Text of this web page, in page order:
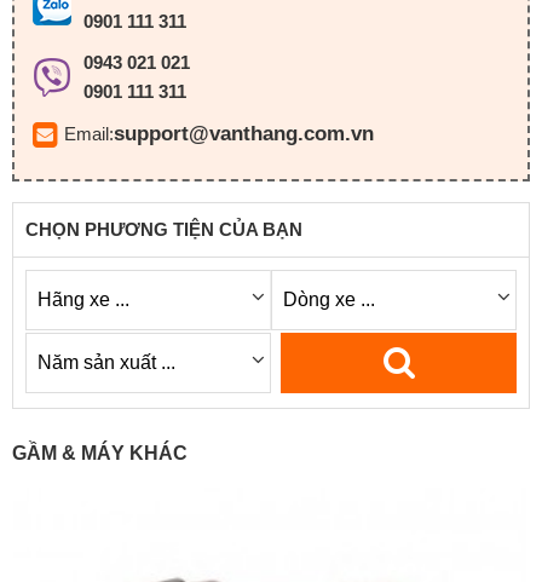
0901 111 311
0943 021 021
0901 111 311
Email:support@vanthang.com.vn
CHỌN PHƯƠNG TIỆN CỦA BẠN
GẦM & MÁY KHÁC